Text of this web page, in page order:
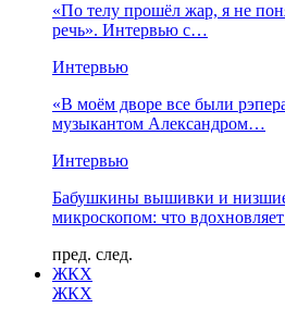
«По телу прошёл жар, я не
речь». Интервью с…
Интервью
«В моём дворе все были
музыкантом Александром…
Интервью
Бабушкины вышивки и
микроскопом: что
пред. след.
ЖКХ
ЖКХ